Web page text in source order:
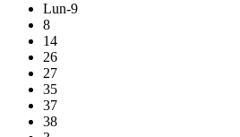
Lun-9
8
14
26
27
35
37
38